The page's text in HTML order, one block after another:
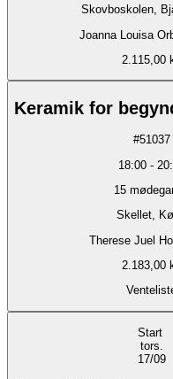
Skovboskolen,
Joanna Louisa
2.115,00
Keramik for
#51037
18:00-
15
Skellet,
Therese Juel
2.183,00
Start
tors.
17/09